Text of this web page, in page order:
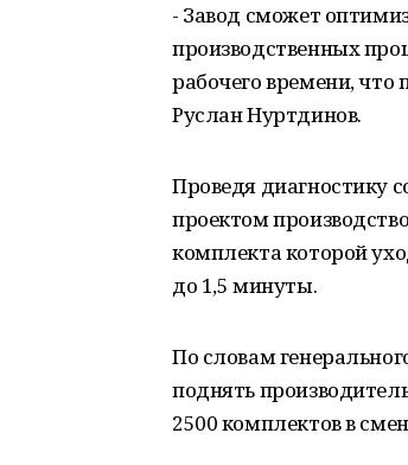
- Завод сможет
производственных
рабочего времени, что
Руслан Нуртдинов.
Проведя диагностику
проектом
комплекта которой
до 1,5 минуты.
По словам
поднять
2500 комплектов в